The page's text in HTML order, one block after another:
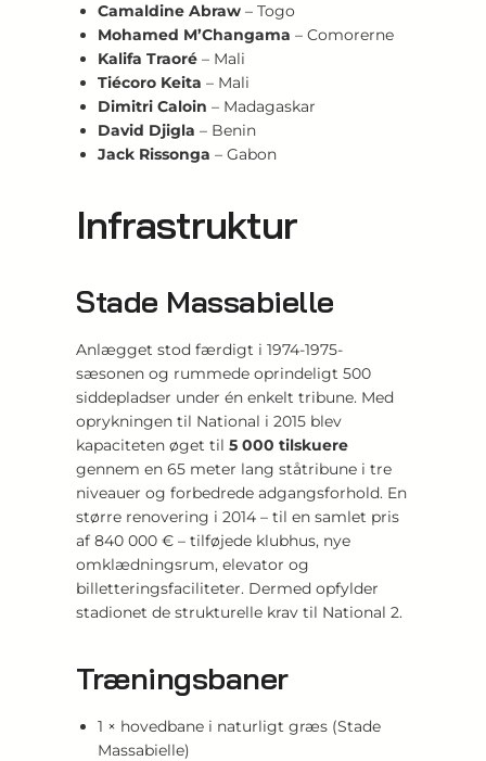
Camaldine Abraw – Togo
Mohamed M’Changama – Comorerne
Kalifa Traoré – Mali
Tiécoro Keita – Mali
Dimitri Caloin – Madagaskar
David Djigla – Benin
Jack Rissonga – Gabon
Infrastruktur
Stade Massabielle
Anlægget stod færdigt i 1974-1975-
sæsonen og rummede oprindeligt 500
siddepladser under én enkelt tribune. Med
oprykningen til National i 2015 blev
kapaciteten øget til 5 000 tilskuere
gennem en 65 meter lang ståtribune i tre
niveauer og forbedrede adgangsforhold. En
større renovering i 2014 – til en samlet pris
af 840 000 € – tilføjede klubhus, nye
omklædningsrum, elevator og
billetteringsfaciliteter. Dermed opfylder
stadionet de strukturelle krav til National 2.
Træningsbaner
1 × hovedbane i naturligt græs (Stade
Massabielle)